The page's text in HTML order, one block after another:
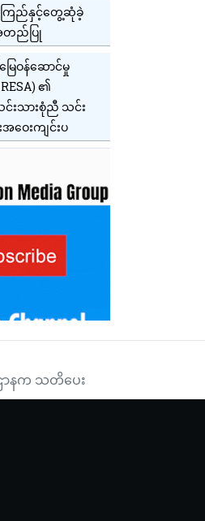
ကြည်နှင့်တွေ့ဆုံခဲ့
အတည်ပြု
ြေဝန်ဆောင်မှု
၏
သားစုံညီ သင်း
ေးကျင်းပ
ာနက သတိပေး